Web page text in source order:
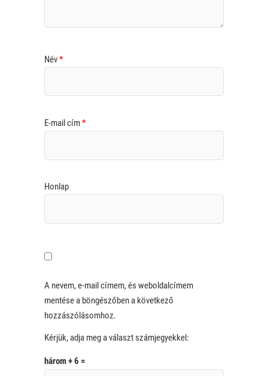
Név*
E-mail cím*
Honlap
A nevem, e-mail címem, és weboldalcímem
mentése a böngészőben a következő
hozzászólásomhoz.
Kérjük, adja meg a választ számjegyekkel:
három + 6 =